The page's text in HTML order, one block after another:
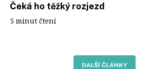
Čeká ho těžký rozjezd
5 minut čtení
DALŠÍ ČLÁNKY